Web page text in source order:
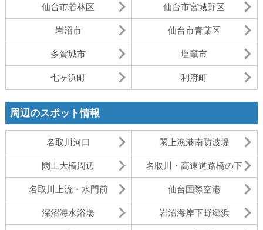
仙台市若林区 仙台市宮城野区
岩沼市 仙台市青葉区
多賀城市 塩竈市
七ヶ浜町 利府町
周辺のスポット情報
名取川河口 閖上漁港南防波堤
閖上大橋周辺 名取川・高速道路橋の下
名取川上流・水門前 仙台国際空港
深沼海水浴場 岩沼海岸下野郷浜